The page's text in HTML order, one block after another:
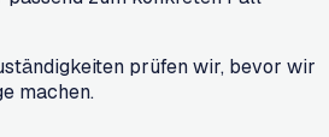
prüfen wir, bevor wir
machen.